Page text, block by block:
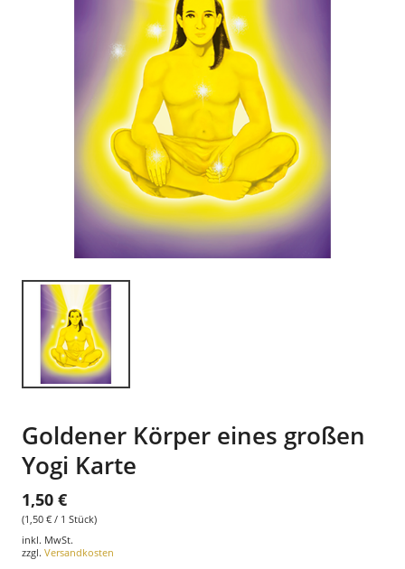
Goldener Körper eines großen
Yogi Karte
1,50 €
(1,50 € / 1 Stück)
inkl. MwSt.
zzgl. Versandkosten